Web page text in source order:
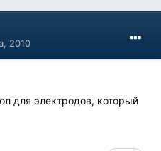
2010
для электродов, который